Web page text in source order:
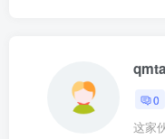
0
这家